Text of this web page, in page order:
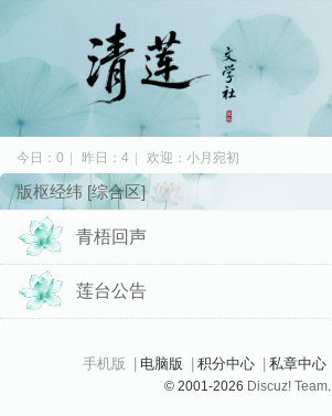
今日：0 昨日：4 欢迎：小月宛初
版枢经纬 [综合区]
青梧回声
莲台公告
手机版 电脑版 积分中心 私章中心
© 2001-2026 Discuz! Team.